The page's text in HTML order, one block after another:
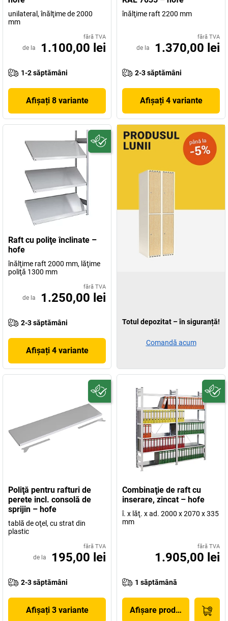
unilateral, înălţime de 2000
mm
fără TVA
de la 1.100,00 lei
1-2 săptămâni
Afișați 8 variante
înălţime raft 2200 mm
fără TVA
de la 1.370,00 lei
2-3 săptămâni
Afișați 4 variante
Raft cu poliţe înclinate –
hofe
înălţime raft 2000 mm, lăţime
poliţă 1300 mm
fără TVA
de la 1.250,00 lei
2-3 săptămâni
Afișați 4 variante
Poliţă pentru rafturi de
perete incl. consolă de
sprijin – hofe
tablă de oţel, cu strat din
plastic
fără TVA
de la 195,00 lei
2-3 săptămâni
Afișați 3 variante
Combinaţie de raft cu
inserare, zincat – hofe
î. x lăţ. x ad. 2000 x 2070 x 335
mm
fără TVA
1.905,00 lei
1 săptămână
Afișare produs
Totul depozitat – în siguranță!
Comandă acum